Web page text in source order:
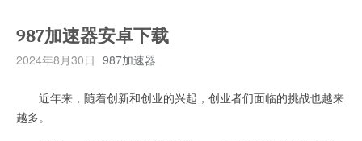
987加速器安卓下载
2024年8月30日 987加速器
近年来，随着创新和创业的兴起，创业者们面临的挑战也越来
越多。